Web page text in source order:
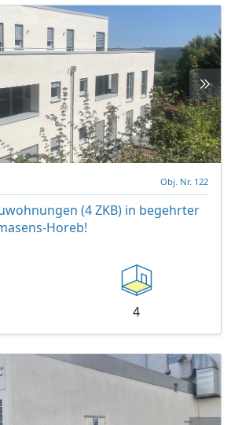
Obj. Nr. 122
(4 ZKB) in begehrter
Horeb!
4